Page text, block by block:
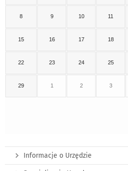
8 9 10 11
15 16 17 18
22 23 24 25
29 1 2 3
Informacje o Urzędzie